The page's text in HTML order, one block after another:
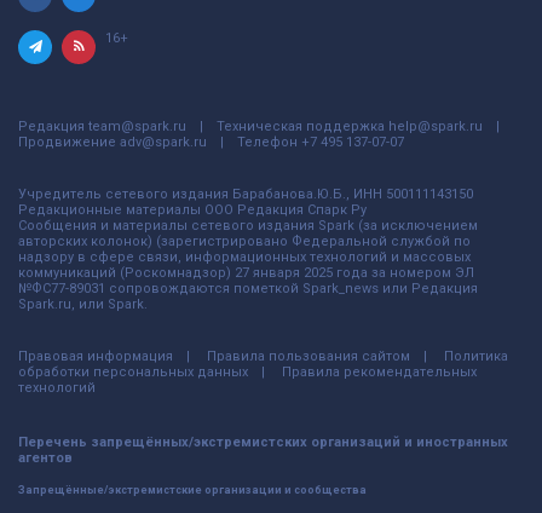
16+
Редакция team@spark.ru Техническая поддержка help@spark.ru
Продвижение adv@spark.ru Телефон +7 495 137-07-07
Учредитель сетевого издания Барабанова.Ю.Б., ИНН 500111143150
Редакционные материалы ООО Редакция Спарк Ру
Сообщения и материалы сетевого издания Spark (за исключением
авторских колонок) (зарегистрировано Федеральной службой по
надзору в сфере связи, информационных технологий и массовых
коммуникаций (Роскомнадзор) 27 января 2025 года за номером ЭЛ
№ФС77-89031 сопровождаются пометкой Spark_news или Редакция
Spark.ru, или Spark.
Правовая информация Правила пользования сайтом
Политика
обработки персональных данных
Правила рекомендательных
технологий
Перечень запрещённых/экстремистских организаций и иностранных
агентов
Запрещённые/экстремистские организации и сообщества